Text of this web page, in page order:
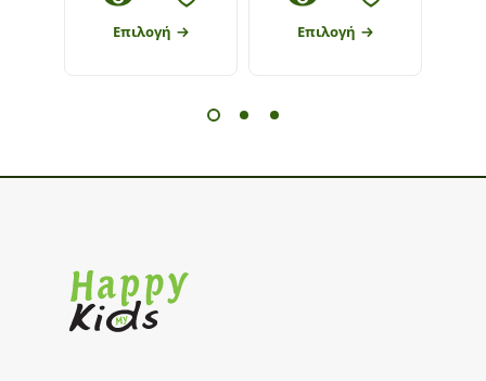
Επιλογή Επιλογή